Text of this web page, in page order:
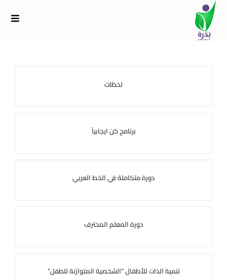
لحظات
برنامج كن ايجابياً
دورة متكاملة في الخط العربي
دورة المعلم المحترف
تنمية الذات للأطفال “الشخصية المتوازنة للطفل”